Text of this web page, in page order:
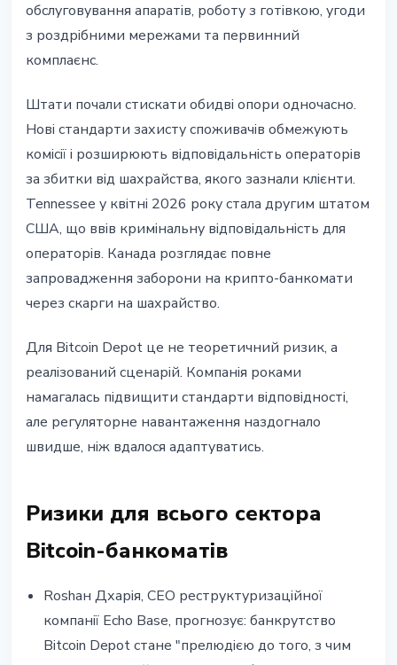
обслуговування апаратів, роботу з готівкою, угоди
з роздрібними мережами та первинний
комплаєнс.
Штати почали стискати обидві опори одночасно.
Нові стандарти захисту споживачів обмежують
комісії і розширюють відповідальність операторів
за збитки від шахрайства, якого зазнали клієнти.
Tennessee у квітні 2026 року стала другим штатом
США, що ввів кримінальну відповідальність для
операторів. Канада розглядає повне
запровадження заборони на крипто-банкомати
через скарги на шахрайство.
Для Bitcoin Depot це не теоретичний ризик, а
реалізований сценарій. Компанія роками
намагалась підвищити стандарти відповідності,
але регуляторне навантаження наздогнало
швидше, ніж вдалося адаптуватись.
Ризики для всього сектора
Bitcoin-банкоматів
Rоshан Дхарія, CEO реструктуризаційної
компанії Echo Base, прогнозує: банкрутство
Bitcoin Depot стане "прелюдією до того, з чим